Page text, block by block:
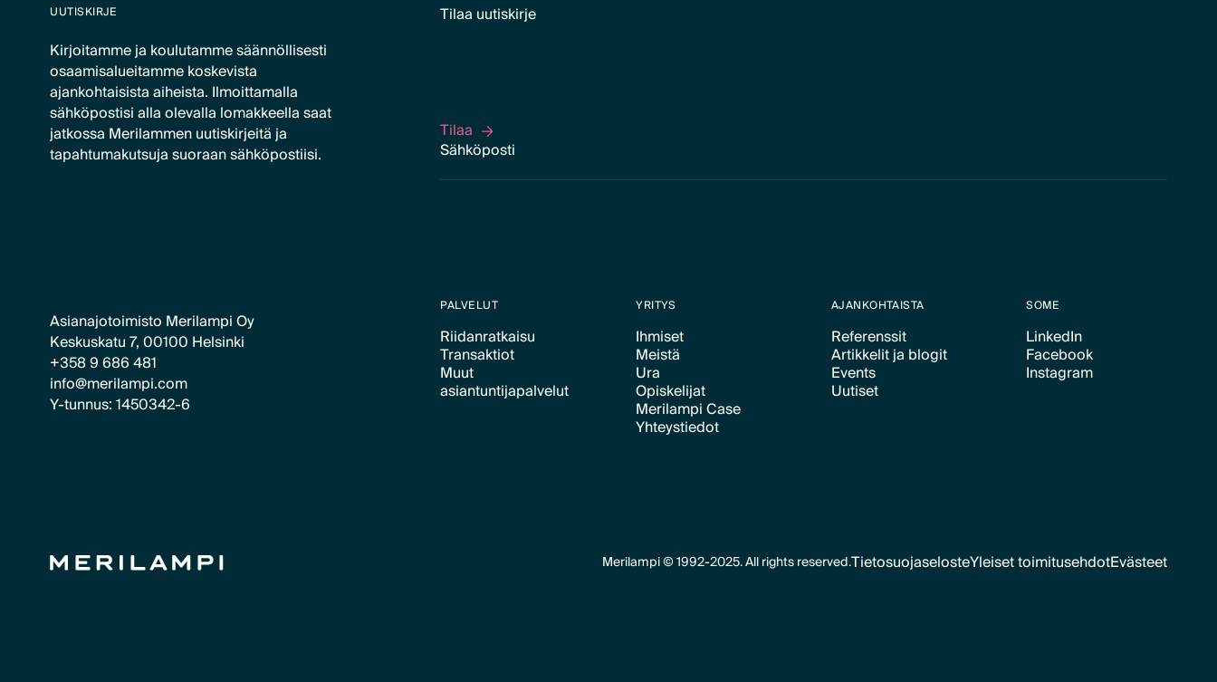
UUTISKIRJE
Kirjoitamme ja koulutamme säännöllisesti
osaamisalueitamme koskevista
ajankohtaisista aiheista. Ilmoittamalla
sähköpostisi alla olevalla lomakkeella saat
jatkossa Merilammen uutiskirjeitä ja
tapahtumakutsuja suoraan sähköpostiisi.
Tilaa uutiskirje
Tilaa
Tilaa
Asianajotoimisto Merilampi Oy
Keskuskatu 7, 00100 Helsinki
+358 9 686 481
info@merilampi.com
Y-tunnus: 1450342-6
PALVELUT
Riidanratkaisu
Text Link
Transaktiot
Text Link
Muut
asiantuntijapalvelut
YRITYS
Ihmiset
Text Link
Meistä
Text Link
Ura
Text Link
Opiskelijat
Text Link
Merilampi Case
Text Link
Yhteystiedot
AJANKOHTAISTA
Referenssit
Text Link
Artikkelit ja blogit
Text Link
Events
Text Link
Uutiset
SOME
LinkedIn
Text Link
Facebook
Text Link
Instagram
Merilampi © 1992-2025. All rights reserved.TietosuojaselosteYleiset toimitusehdotEvästeet